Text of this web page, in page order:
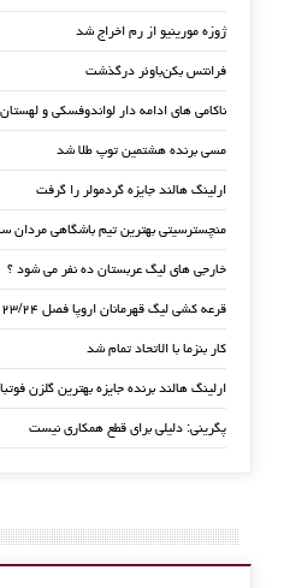
ژوزه مورینیو از رم اخراج شد
فرانتس بکن‌باوئر درگذشت
ناکامی های ادامه دار لواندوفسکی و لهستان
مسی برنده هشتمین توپ طلا شد
ارلینگ هالند جایزه گردمولر را گرفت
منچسترسیتی بهترین تیم باشگاهی مردان سال
خارجی های لیگ عربستان ده نفر می شود ؟
قرعه کشی لیگ قهرمانان اروپا فصل ۲۰۲۳/۲۴ انجام شد
کار بنزما با الاتحاد تمام شد
ارلینگ هالند برنده جایزه بهترین گلزن
پگرینی: دلیلی برای قطع همکاری نیست